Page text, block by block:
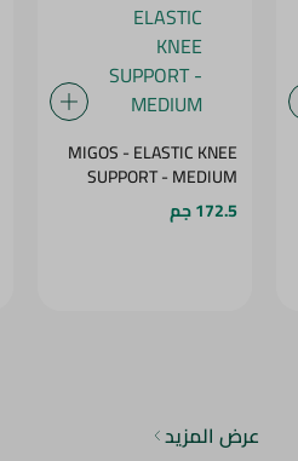
MIGOS - ELASTIC KNEE
SUPPORT - MEDIUM
172.5 جم
عرض المزيد